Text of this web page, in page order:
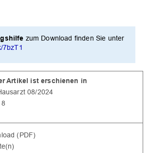
zum Download finden Sie unter
7bzT1
Artikel ist erschienen in
08/2024
(PDF)